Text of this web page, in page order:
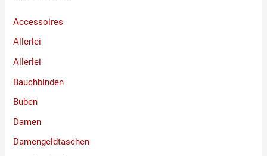
Accessoires
Allerlei
Allerlei
Bauchbinden
Buben
Damen
Damengeldtaschen